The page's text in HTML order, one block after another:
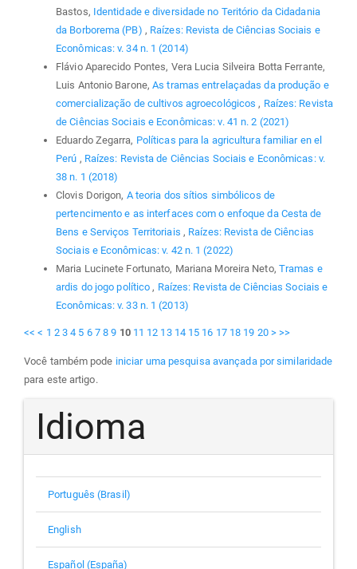
Bastos, Identidade e diversidade no Teritório da Cidadania
da Borborema (PB) , Raízes: Revista de Ciências Sociais e
Econômicas: v. 34 n. 1 (2014)
Flávio Aparecido Pontes, Vera Lucia Silveira Botta Ferrante,
Luis Antonio Barone,As tramas entrelaçadas da produção e
comercialização de cultivos agroecológicos , Raízes: Revista
de Ciências Sociais e Econômicas: v. 41 n. 2 (2021)
Eduardo Zegarra, Políticas para la agricultura familiar en el
Perú , Raízes: Revista de Ciências Sociais e Econômicas: v.
38 n. 1 (2018)
Clovis Dorigon, A teoria dos sítios simbólicos de
pertencimento e as interfaces com o enfoque da Cesta de
Bens e Serviços Territoriais , Raízes: Revista de Ciências
Sociais e Econômicas: v. 42 n. 1 (2022)
Maria Lucinete Fortunato, Mariana Moreira Neto, Tramas e
ardis do jogo político , Raízes: Revista de Ciências Sociais e
Econômicas: v. 33 n. 1 (2013)
<< < 1 2 3 4 5 6 7 8 9 10 11 12 13 14 15 16 17 18 19 20 > >>
Você também pode iniciar uma pesquisa avançada por similaridade
para este artigo.
Idioma
Português (Brasil)
English
Español (España)